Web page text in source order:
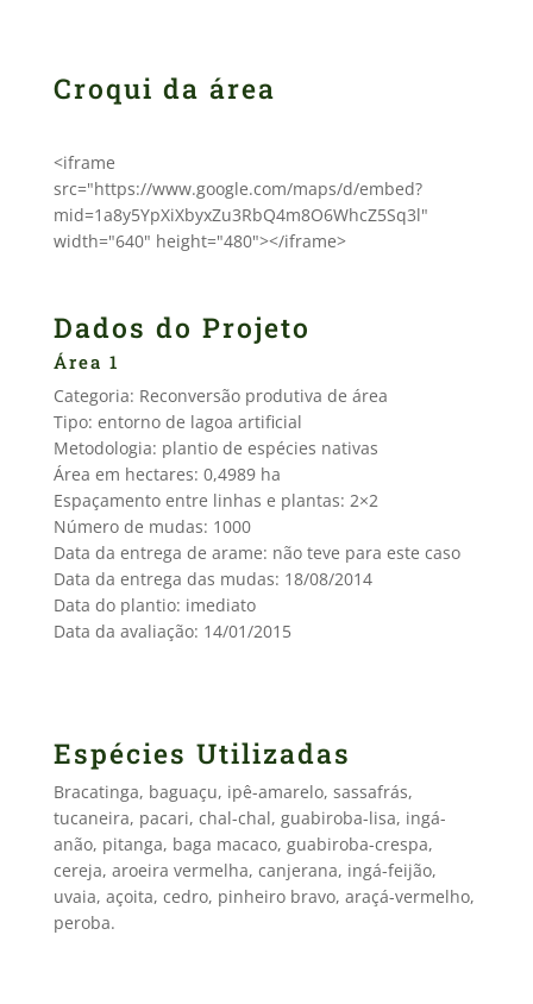
Croqui da área
<iframe
src="https://www.google.com/maps/d/embed?
mid=1a8y5YpXiXbyxZu3RbQ4m8O6WhcZ5Sq3l"
width="640" height="480"></iframe>
Dados do Projeto
Área 1
Categoria: Reconversão produtiva de área
Tipo: entorno de lagoa artificial
Metodologia: plantio de espécies nativas
Área em hectares: 0,4989 ha
Espaçamento entre linhas e plantas: 2×2
Número de mudas: 1000
Data da entrega de arame: não teve para este caso
Data da entrega das mudas: 18/08/2014
Data do plantio: imediato
Data da avaliação: 14/01/2015
Espécies Utilizadas
Bracatinga, baguaçu, ipê-amarelo, sassafrás,
tucaneira, pacari, chal-chal, guabiroba-lisa, ingá-
anão, pitanga, baga macaco, guabiroba-crespa,
cereja, aroeira vermelha, canjerana, ingá-feijão,
uvaia, açoita, cedro, pinheiro bravo, araçá-vermelho,
peroba.